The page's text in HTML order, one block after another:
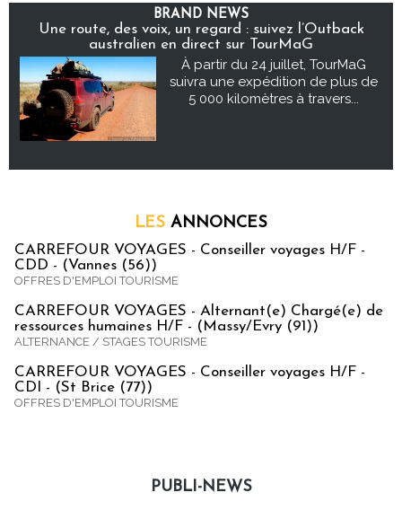
BRAND NEWS
Une route, des voix, un regard : suivez l’Outback
australien en direct sur TourMaG
À partir du 24 juillet, TourMaG
suivra une expédition de plus de
5 000 kilomètres à travers...
LES ANNONCES
CARREFOUR VOYAGES - Conseiller voyages H/F -
CDD - (Vannes (56))
OFFRES D'EMPLOI TOURISME
CARREFOUR VOYAGES - Alternant(e) Chargé(e) de
ressources humaines H/F - (Massy/Evry (91))
ALTERNANCE / STAGES TOURISME
CARREFOUR VOYAGES - Conseiller voyages H/F -
CDI - (St Brice (77))
OFFRES D'EMPLOI TOURISME
PUBLI-NEWS